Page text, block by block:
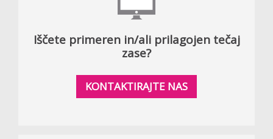
Iščete primeren in/ali prilagojen tečaj
zase?
KONTAKTIRAJTE NAS